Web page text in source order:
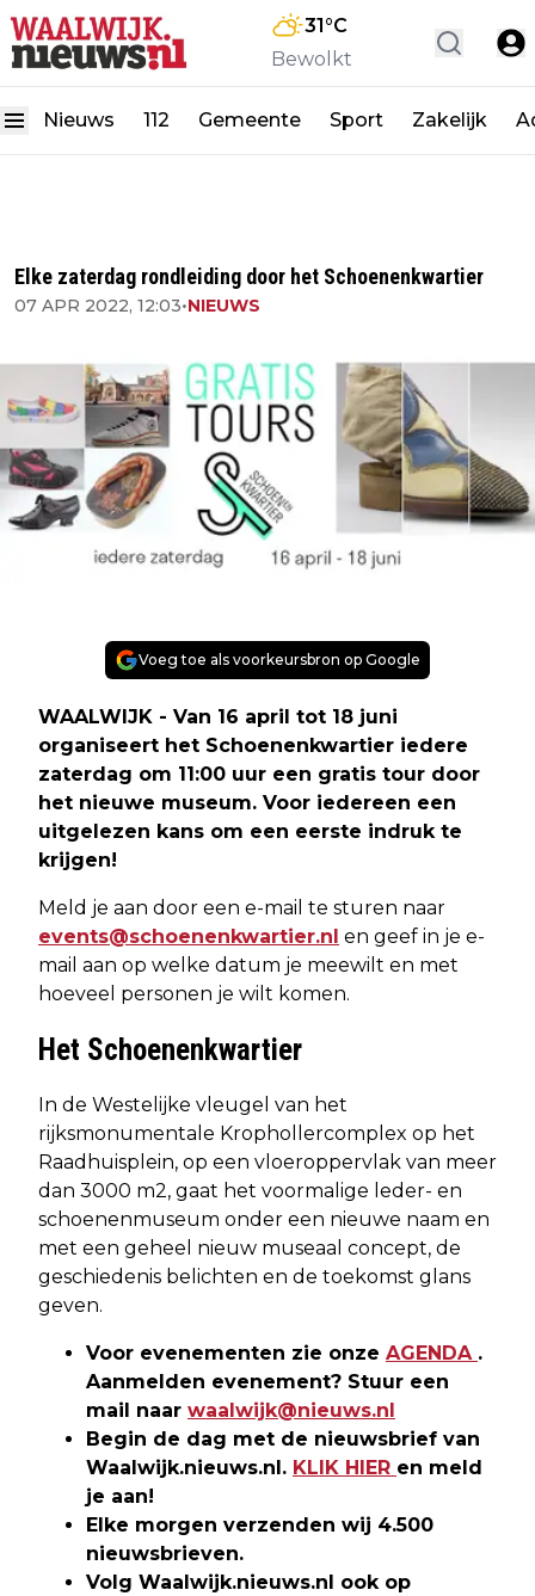
31°C
Bewolkt
Nieuws 112 Gemeente Sport Zakelijk
Elke zaterdag rondleiding door het Schoenenkwartier
07 APR 2022, 12:03•NIEUWS
Voeg toe als voorkeursbron op Google
WAALWIJK - Van 16 april tot 18 juni
organiseert het Schoenenkwartier iedere
zaterdag om 11:00 uur een gratis tour door
het nieuwe museum. Voor iedereen een
uitgelezen kans om een eerste indruk te
krijgen!
Meld je aan door een e-mail te sturen naar
events@schoenenkwartier.nl en geef in je e-
mail aan op welke datum je meewilt en met
hoeveel personen je wilt komen.
Het Schoenenkwartier
In de Westelijke vleugel van het
rijksmonumentale Krophollercomplex op het
Raadhuisplein, op een vloeroppervlak van meer
dan 3000 m2, gaat het voormalige leder- en
schoenenmuseum onder een nieuwe naam en
met een geheel nieuw museaal concept, de
geschiedenis belichten en de toekomst glans
geven.
Voor evenementen zie onze AGENDA .
Aanmelden evenement? Stuur een
mail naar waalwijk@nieuws.nl
Begin de dag met de nieuwsbrief van
Waalwijk.nieuws.nl. KLIK HIER en meld
je aan!
Elke morgen verzenden wij 4.500
nieuwsbrieven.
Volg Waalwijk.nieuws.nl ook op